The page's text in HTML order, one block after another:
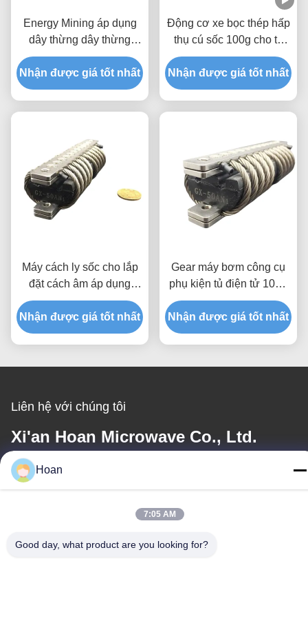
Energy Mining áp dụng
dây thừng dây thừng
cách ly để kiểm soát sốc
chụp ảnh từ không
Nhận được giá tốt nhất
Động cơ xe bọc thép hấp
thụ cú sốc 100g cho tủ
điện và Metro Bogie Gx-
30an
Nhận được giá tốt nhất
Máy cách ly sốc cho lắp
đặt cách âm áp dụng
trong các cửa hàng vật
liệu xây dựng
Nhận được giá tốt nhất
Gear máy bơm công cụ
phụ kiện tủ điện tử 100g
tiếng ồn Kiểm soát rung
động Gx-50an Wire
Helical Isolator
Nhận được giá tốt nhất
Liên hệ với chúng tôi
Xi'an Hoan Microwave Co., Ltd.
Email
8:00-18:00
Hoan
7:05 AM
Good day, what product are you looking for?